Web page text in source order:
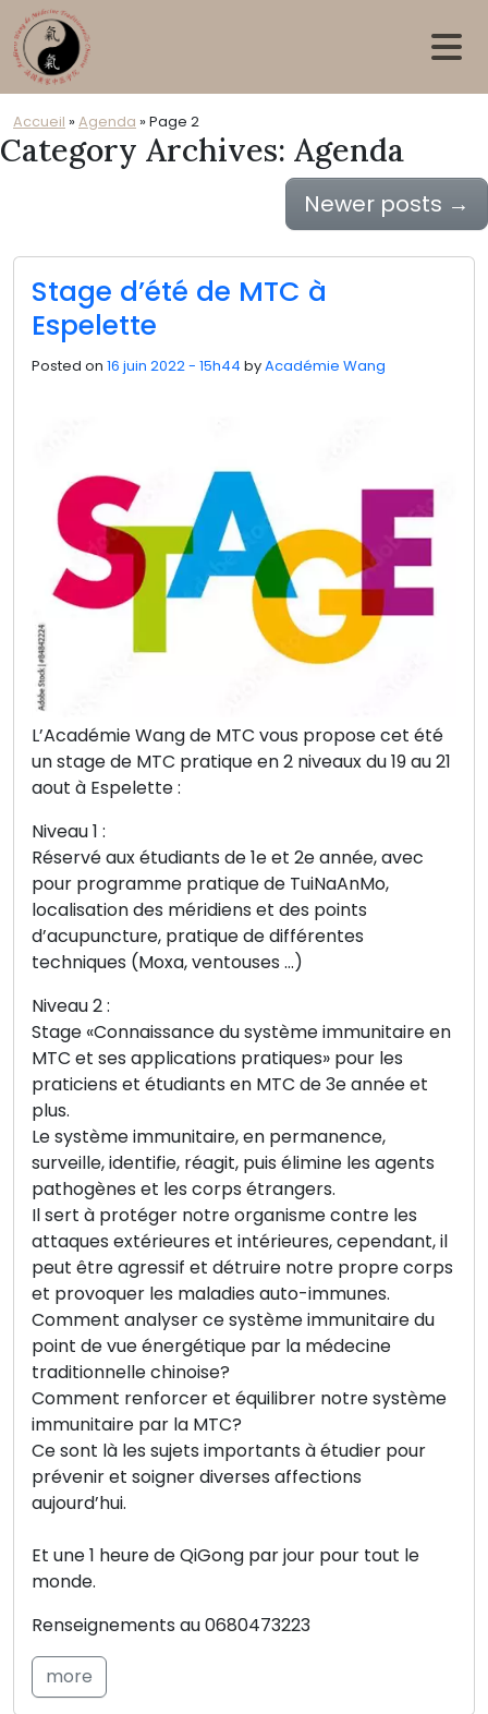
Skip to main content
Accueil » Agenda » Page 2
Category Archives: Agenda
Newer posts →
Stage d’été de MTC à
Espelette
Posted on 16 juin 2022 - 15h44 byAcadémie Wang
L’Académie Wang de MTC vous propose cet été
un stage de MTC pratique en 2 niveaux du 19 au 21
aout à Espelette :
Niveau 1 :
Réservé aux étudiants de 1e et 2e année, avec
pour programme pratique de TuiNaAnMo,
localisation des méridiens et des points
d’acupuncture, pratique de différentes
techniques (Moxa, ventouses …)
Niveau 2 :
Stage «Connaissance du système immunitaire en
MTC et ses applications pratiques» pour les
praticiens et étudiants en MTC de 3e année et
plus.
Le système immunitaire, en permanence,
surveille, identifie, réagit, puis élimine les agents
pathogènes et les corps étrangers.
Il sert à protéger notre organisme contre les
attaques extérieures et intérieures, cependant, il
peut être agressif et détruire notre propre corps
et provoquer les maladies auto-immunes.
Comment analyser ce système immunitaire du
point de vue énergétique par la médecine
traditionnelle chinoise?
Comment renforcer et équilibrer notre système
immunitaire par la MTC?
Ce sont là les sujets importants à étudier pour
prévenir et soigner diverses affections
aujourd’hui.
Et une 1 heure de QiGong par jour pour tout le
monde.
Renseignements au 0680473223
more